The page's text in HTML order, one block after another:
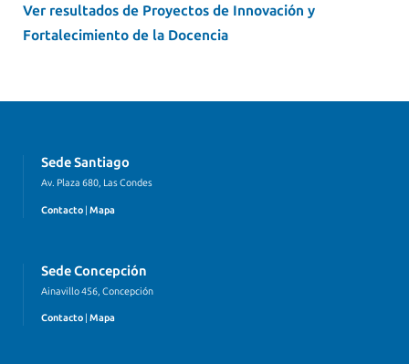
Ver resultados de Proyectos de Innovación y
Fortalecimiento de la Docencia
Sede Santiago
Av. Plaza 680, Las Condes
Contacto | Mapa
Sede Concepción
Ainavillo 456, Concepción
Contacto Mapa